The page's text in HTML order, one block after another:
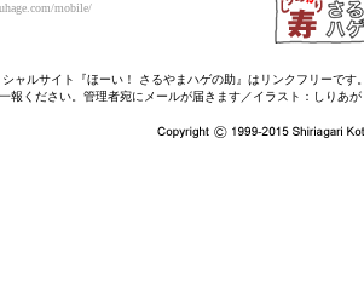
mobile/
ャルサイト『ほーい！ さるやまハゲの助』はリンクフリーで
報ください。管理者宛にメールが届きます／イラスト：しりあ